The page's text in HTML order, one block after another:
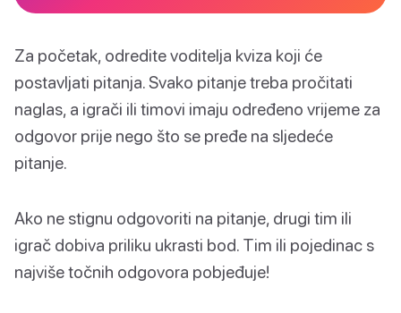
Za početak, odredite voditelja kviza koji će
postavljati pitanja. Svako pitanje treba pročitati
naglas, a igrači ili timovi imaju određeno vrijeme za
odgovor prije nego što se pređe na sljedeće
pitanje.
Ako ne stignu odgovoriti na pitanje, drugi tim ili
igrač dobiva priliku ukrasti bod. Tim ili pojedinac s
najviše točnih odgovora pobjeđuje!